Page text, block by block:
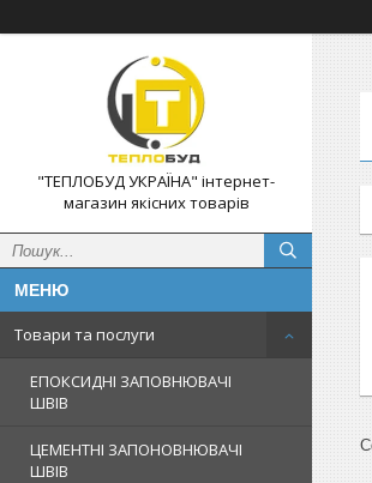
"ТЕПЛОБУД УКРАЇНА" інтернет-
магазин якісних товарів
Товари та послуги
ЕПОКСИДНІ ЗАПОВНЮВАЧІ
ШВІВ
ЦЕМЕНТНІ ЗАПОНОВНЮВАЧІ
ШВІВ